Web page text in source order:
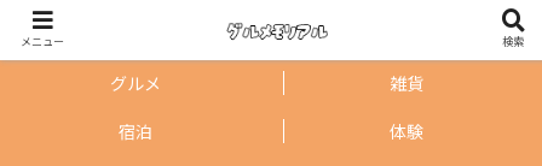
グルメ
雑貨
宿泊
体験
メニュー 検索